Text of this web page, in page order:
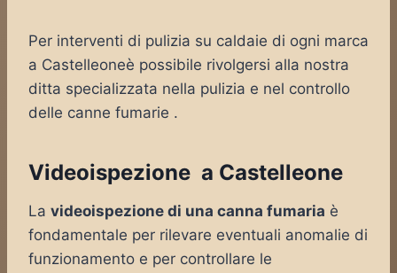
Per interventi di pulizia su caldaie di ogni marca
a Castelleoneè possibile rivolgersi alla nostra
ditta specializzata nella pulizia e nel controllo
delle canne fumarie .
Videoispezione a Castelleone
La videoispezione di una canna fumaria è
fondamentale per rilevare eventuali anomalie di
funzionamento e per controllare le